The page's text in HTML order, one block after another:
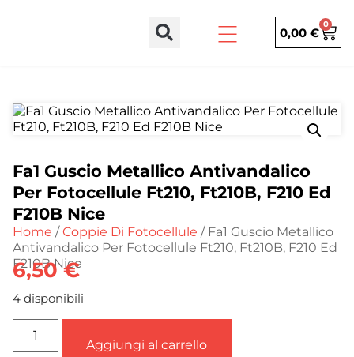
0,00 €
0
Fa1 Guscio Metallico Antivandalico
Per Fotocellule Ft210, Ft210B, F210 Ed
F210B Nice
Home /Coppie Di Fotocellule / Fa1 Guscio Metallico
Antivandalico Per Fotocellule Ft210, Ft210B, F210 Ed
F210B Nice
6,50€
4 disponibili
Aggiungi al carrello